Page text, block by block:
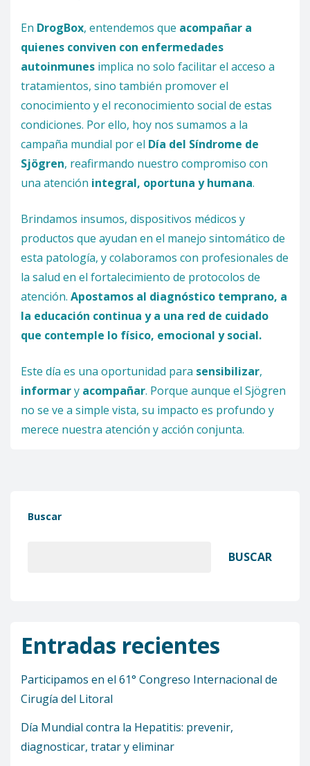
En DrogBox, entendemos que acompañar a
quienes conviven con enfermedades
autoinmunes implica no solo facilitar el acceso a
tratamientos, sino también promover el
conocimiento y el reconocimiento social de estas
condiciones. Por ello, hoy nos sumamos a la
campaña mundial por el Día del Síndrome de
Sjögren, reafirmando nuestro compromiso con
una atención integral, oportuna y humana.
Brindamos insumos, dispositivos médicos y
productos que ayudan en el manejo sintomático de
esta patología, y colaboramos con profesionales de
la salud en el fortalecimiento de protocolos de
atención. Apostamos al diagnóstico temprano, a
la educación continua y a una red de cuidado
que contemple lo físico, emocional y social.
Este día es una oportunidad para sensibilizar,
informary acompañar. Porque aunque el Sjögren
no se ve a simple vista, su impacto es profundo y
merece nuestra atención y acción conjunta.
Buscar
BUSCAR
Entradas recientes
Participamos en el 61° Congreso Internacional de
Cirugía del Litoral
Día Mundial contra la Hepatitis: prevenir,
diagnosticar, tratar y eliminar